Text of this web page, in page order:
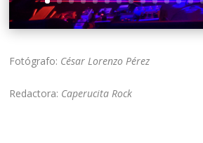
Fotógrafo: César Lorenzo Pérez
Redactora: Caperucita Rock